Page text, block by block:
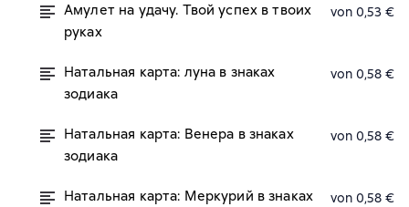
Амулет на удачу. Твой успех в твоих
руках
von 0,53 €
Натальная карта: луна в знаках
зодиака
von 0,58 €
Натальная карта: Венера в знаках
зодиака
von 0,58 €
Натальная карта: Меркурий в знаках
von 0,58 €